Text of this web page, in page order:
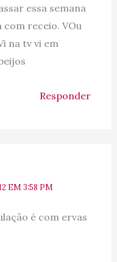
essa semana
com receio. VOu
na tv vi em
Responder
EM 3:58 PM
é com ervas